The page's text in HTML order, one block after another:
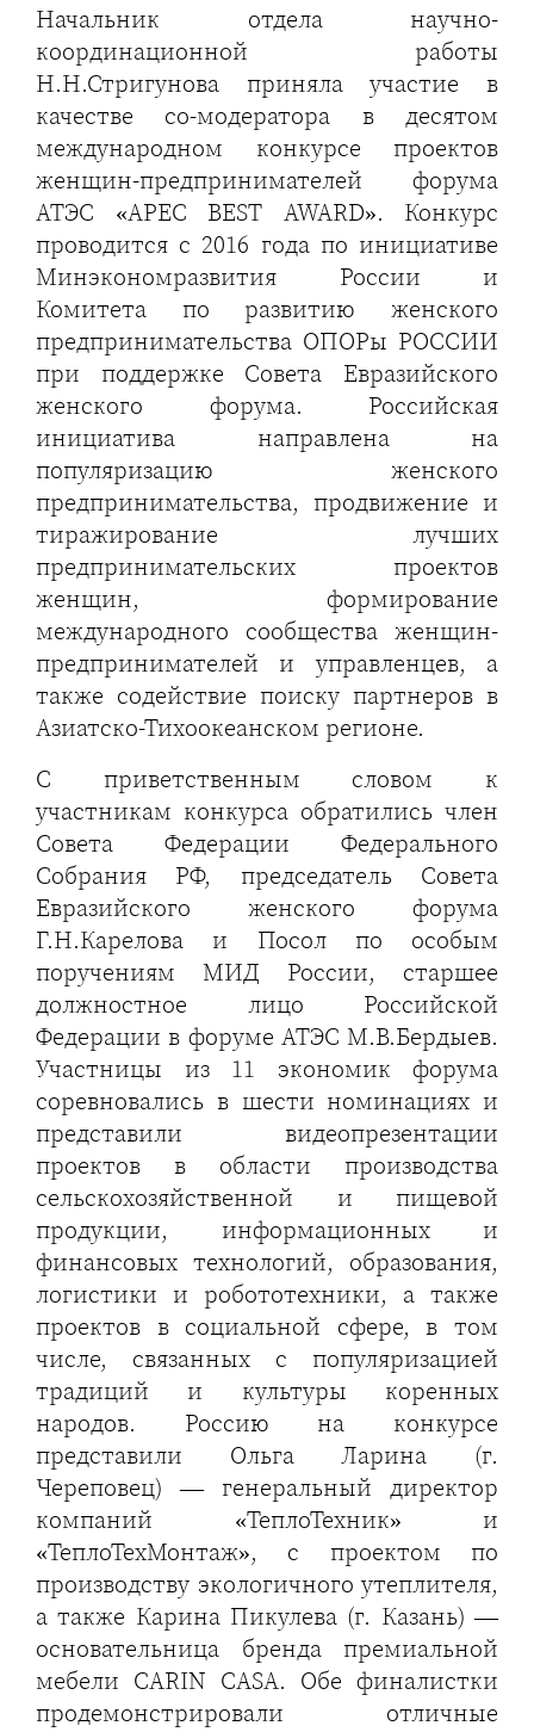
Начальник отдела научно-
координационной работы
Н.Н.Стригунова приняла участие в
качестве со-модератора в десятом
международном конкурсе проектов
женщин-предпринимателей форума
АТЭС «APEC BEST AWARD». Конкурс
проводится с 2016 года по инициативе
Минэкономразвития России и
Комитета по развитию женского
предпринимательства ОПОРы РОССИИ
при поддержке Совета Евразийского
женского форума. Российская
инициатива направлена на
популяризацию женского
предпринимательства, продвижение и
тиражирование лучших
предпринимательских проектов
женщин, формирование
международного сообщества женщин-
предпринимателей и управленцев, а
также содействие поиску партнеров в
Азиатско-Тихоокеанском регионе.
С приветственным словом к
участникам конкурса обратились член
Совета Федерации Федерального
Собрания РФ, председатель Совета
Евразийского женского форума
Г.Н.Карелова и Посол по особым
поручениям МИД России, старшее
должностное лицо Российской
Федерации в форуме АТЭС М.В.Бердыев.
Участницы из 11 экономик форума
соревновались в шести номинациях и
представили видеопрезентации
проектов в области производства
сельскохозяйственной и пищевой
продукции, информационных и
финансовых технологий, образования,
логистики и робототехники, а также
проектов в социальной сфере, в том
числе, связанных с популяризацией
традиций и культуры коренных
народов. Россию на конкурсе
представили Ольга Ларина (г.
Череповец) — генеральный директор
компаний «ТеплоТехник» и
«ТеплоТехМонтаж», с проектом по
производству экологичного утеплителя,
а также Карина Пикулева (г. Казань) —
основательница бренда премиальной
мебели CARIN CASA. Обе финалистки
продемонстрировали отличные